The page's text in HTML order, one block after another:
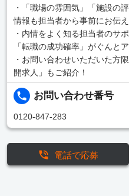
・「職場の雰囲気」「施設の
情報も担当者から事前にお伝え
・内情をよく知る担当者のサ
「転職の成功確率」がぐんとア
・お問い合わせいただいた方
開求人」もご紹介！
お問い合わせ番号
0120-847-283
電話で応募